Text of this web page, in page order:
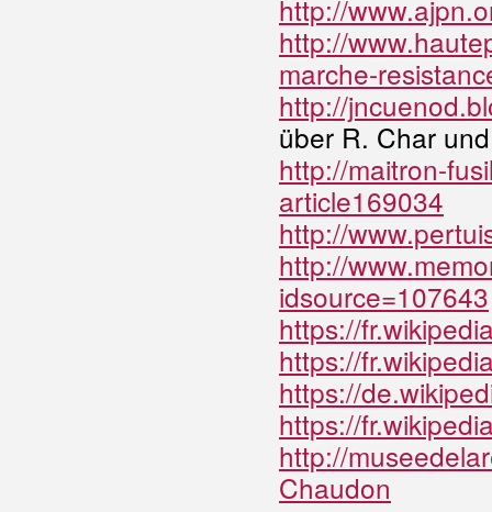
http://
http://
marche-
http://
über R. Char
http://maitron-
article169034
http://
http://
idsource=107643
https://
https://
https://
https://
http://
Chaudon